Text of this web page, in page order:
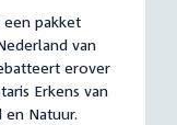
pakket
van
erover
Erkens van
en Natuur.